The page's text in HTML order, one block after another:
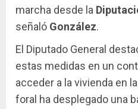
marcha desde la
señaló González.
El Diputado General
estas medidas en un
acceder a la vivienda en
foral ha desplegado una